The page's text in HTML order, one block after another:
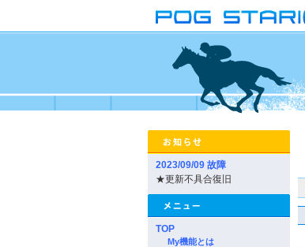
2023/09/09 故障
★更新不具合復旧
TOP
My機能とは